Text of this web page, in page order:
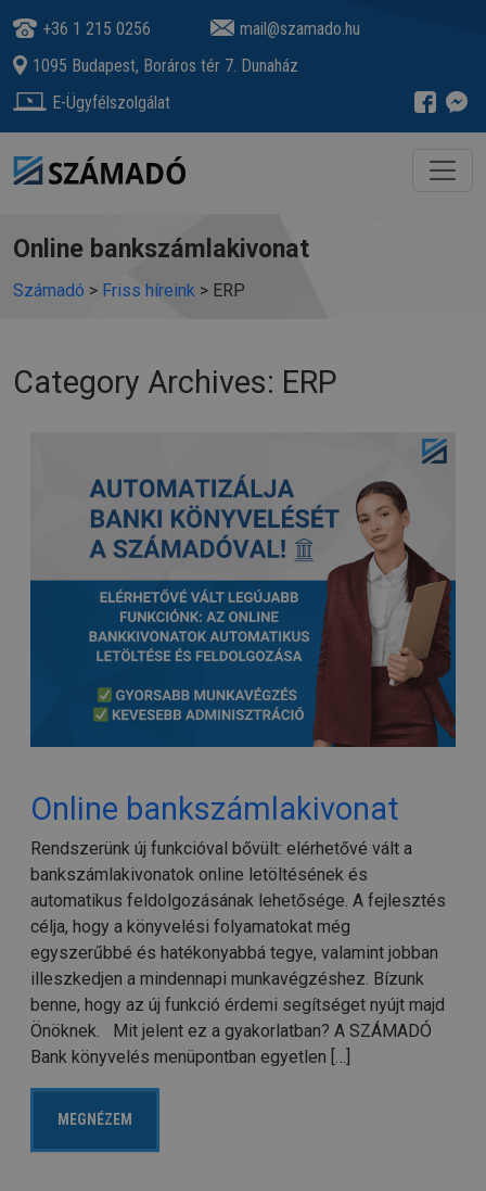
+36 1 215 0256
mail@szamado.hu
1095 Budapest, Boráros tér 7. Dunaház
E-Ügyfélszolgálat
Online bankszámlakivonat
Számadó > Friss híreink > ERP
Category Archives: ERP
Online bankszámlakivonat
Rendszerünk új funkcióval bővült: elérhetővé vált a
bankszámlakivonatok online letöltésének és
automatikus feldolgozásának lehetősége. A fejlesztés
célja, hogy a könyvelési folyamatokat még
egyszerűbbé és hatékonyabbá tegye, valamint jobban
illeszkedjen a mindennapi munkavégzéshez. Bízunk
benne, hogy az új funkció érdemi segítséget nyújt majd
Önöknek. Mit jelent ez a gyakorlatban? A SZÁMADÓ
Bank könyvelés menüpontban egyetlen […]
MEGNÉZEM